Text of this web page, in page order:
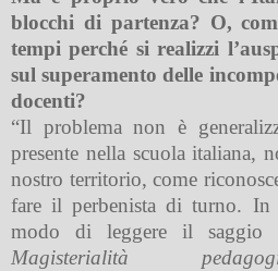
blocchi di partenza? O,
tempi perché si realizzi
sul superamento delle
docenti?
“Il problema non è
presente nella scuola italiana,
nostro territorio, come
fare il perbenista di turno.
modo di leggere il saggio
Magisterialità